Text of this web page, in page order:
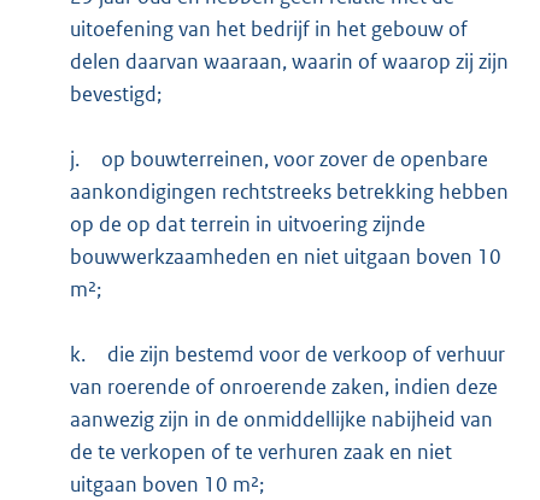
uitoefening van het bedrijf in het gebouw of
delen daarvan waaraan, waarin of waarop zij zijn
bevestigd;
j.
op bouwterreinen, voor zover de openbare
aankondigingen rechtstreeks betrekking hebben
op de op dat terrein in uitvoering zijnde
bouwwerkzaamheden en niet uitgaan boven 10
m²;
k.
die zijn bestemd voor de verkoop of verhuur
van roerende of onroerende zaken, indien deze
aanwezig zijn in de onmiddellijke nabijheid van
de te verkopen of te verhuren zaak en niet
uitgaan boven 10 m²;